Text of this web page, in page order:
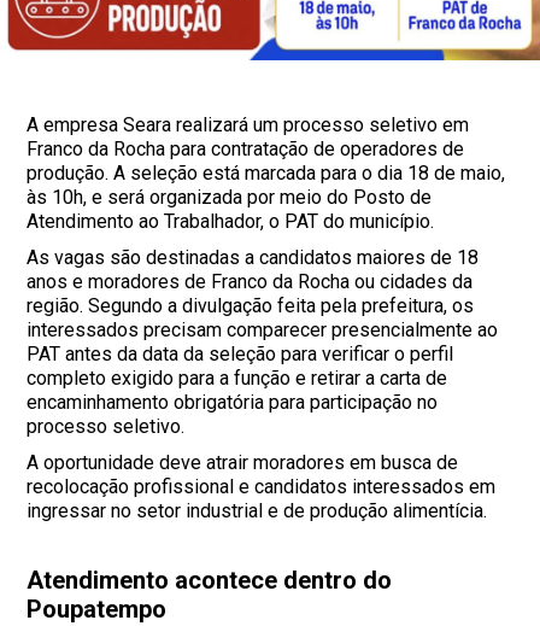
A empresa Seara realizará um processo seletivo em
Franco da Rocha para contratação de operadores de
produção. A seleção está marcada para o dia 18 de maio,
às 10h, e será organizada por meio do Posto de
Atendimento ao Trabalhador, o PAT do município.
As vagas são destinadas a candidatos maiores de 18
anos e moradores de Franco da Rocha ou cidades da
região. Segundo a divulgação feita pela prefeitura, os
interessados precisam comparecer presencialmente ao
PAT antes da data da seleção para verificar o perfil
completo exigido para a função e retirar a carta de
encaminhamento obrigatória para participação no
processo seletivo.
A oportunidade deve atrair moradores em busca de
recolocação profissional e candidatos interessados em
ingressar no setor industrial e de produção alimentícia.
Atendimento acontece dentro do
Poupatempo